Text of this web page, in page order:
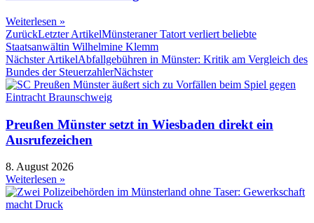
Weiterlesen »
ZurückLetzter ArtikelMünsteraner Tatort verliert beliebte
Staatsanwältin Wilhelmine Klemm
Nächster ArtikelAbfallgebühren in Münster: Kritik am Vergleich des
Bundes der SteuerzahlerNächster
Preußen Münster setzt in Wiesbaden direkt ein
Ausrufezeichen
8. August 2026
Weiterlesen »